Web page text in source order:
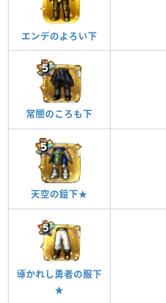
エンデのよろい下
常闇のころも下
天空の鎧下★
導かれし勇者の服下
★